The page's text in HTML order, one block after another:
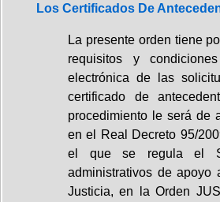
Los Certificados De
La presente orden tiene
requisitos y
electrónica de las
certificado de
procedimiento le será de
en el Real Decreto 95/
el que se regula el
administrativos de apoyo
Justicia, en la Orden